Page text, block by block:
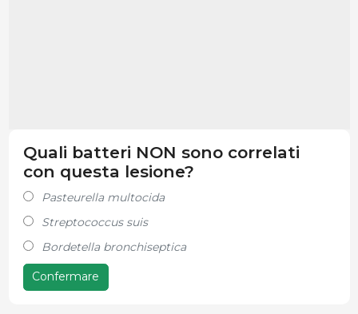
Quali batteri NON sono correlati
con questa lesione?
Pasteurella multocida
Streptococcus suis
Bordetella bronchiseptica
Confermare